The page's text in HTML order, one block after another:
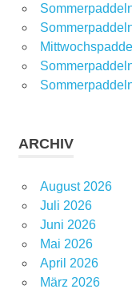
ARCHIV
August 2026
Juli 2026
Juni 2026
Mai 2026
April 2026
März 2026